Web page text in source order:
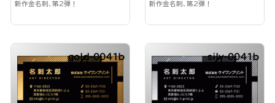
新作金名刺、第2弾！ 新作金名刺、第2弾！
gold-0041b silv-0041b